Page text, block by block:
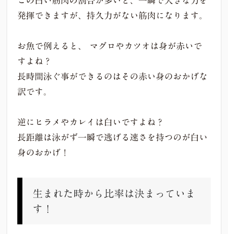
発揮できますが、持久力がない筋肉になります。
お魚で例えると、 マグロやカツオは身が赤いで
すよね？
長時間泳ぐ事ができるのはその赤い身のおかげな
訳です。
逆にヒラメやカレイは白いですよね？
長距離は泳がず一瞬で逃げる速さを持つのが白い
身のおかげ！
生まれた時から比率は決まっていま
す！